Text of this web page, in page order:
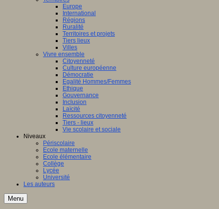
Europe
International
Régions
Ruralité
Territoires et projets
Tiers lieux
Villes
Vivre ensemble
Citoyenneté
Culture européenne
Démocratie
Egalité Hommes/Femmes
Ethique
Gouvernance
Inclusion
Laïcité
Ressources citoyenneté
Tiers - lieux
Vie scolaire et sociale
Niveaux
Périscolaire
Ecole maternelle
Ecole élémentaire
Collège
Lycée
Université
Les auteurs
Menu